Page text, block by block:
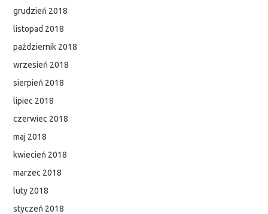
grudzień 2018
listopad 2018
październik 2018
wrzesień 2018
sierpień 2018
lipiec 2018
czerwiec 2018
maj 2018
kwiecień 2018
marzec 2018
luty 2018
styczeń 2018